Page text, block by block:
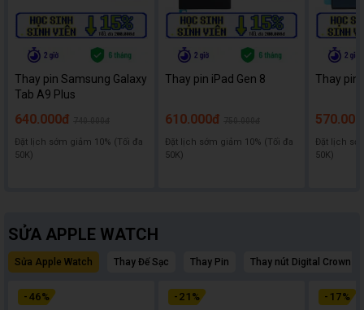
Thay pin Samsung Galaxy
Tab A9 Plus
640.000đ
Đặt lịch sớm giảm 10% (Tối đa
50K)
Thay pin iPad Gen 8
610.000đ
Đặt lịch sớm giảm 10% (Tối đa
50K)
Thay pin
Đặt lịch
50K)
SỬA APPLE WATCH
Sửa Apple Watch Thay Đế Sạc Thay Pin Thay nút Digital Crown
- 46% - 21 % - 17%